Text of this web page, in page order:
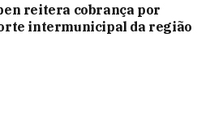
reitera cobrança por
intermunicipal da região